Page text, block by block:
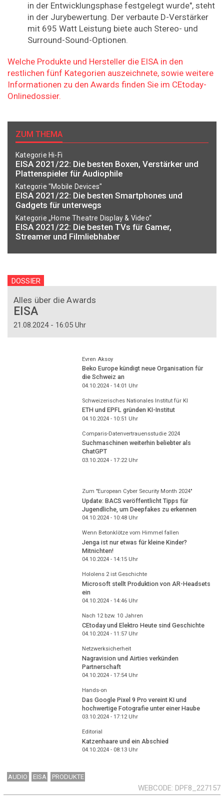
in der Entwicklungsphase festgelegt wurde", steht
in der Jurybewertung. Der verbaute D-Verstärker
mit 695 Watt Leistung biete auch Stereo- und
Surround-Sound-Optionen.
Welche Produkte und Hersteller die EISA in den
restlichen fünf Kategorien auszeichnete, sowie weitere
Informationen zu den Awards finden Sie im CEtoday-
Onlinedossier.
ZUM THEMA
Kategorie Hi-Fi
EISA 2021/22: Die besten Boxen, Verstärker und
Plattenspieler für Audiophile
Kategorie "Mobile Devices"
EISA 2021/22: Die besten Smartphones und
Gadgets für unterwegs
Kategorie „Home Theatre Display & Video“
EISA 2021/22: Die besten TVs für Gamer,
Streamer und Filmliebhaber
DOSSIER
Alles über die Awards
EISA
21.08.2024 - 16:05 Uhr
Evren Aksoy
Beko Europe kündigt neue Organisation für
die Schweiz an
04.10.2024 - 14:01 Uhr
Schweizerisches Nationales Institut für KI
ETH und EPFL gründen KI-Institut
04.10.2024 - 10:51 Uhr
Comparis-Datenvertrauensstudie 2024
Suchmaschinen weiterhin beliebter als
ChatGPT
03.10.2024 - 17:22Uhr
Zum "European Cyber Security Month 2024"
Update: BACS veröffentlicht Tipps für
Jugendliche, um Deepfakes zu erkennen
04.10.2024 - 10:48Uhr
Wenn Betonklötze vom Himmel fallen
Jenga ist nur etwas für kleine Kinder?
Mitnichten!
04.10.2024 - 14:15Uhr
Hololens 2 ist Geschichte
Microsoft stellt Produktion von AR-Headsets
ein
04.10.2024 - 14:46Uhr
Nach 12 bzw. 10 Jahren
CEtoday und Elektro Heute sind Geschichte
04.10.2024 - 11:57Uhr
Netzwerksicherheit
Nagravision und Airties verkünden
Partnerschaft
04.10.2024 - 17:54Uhr
Hands-on
Das Google Pixel 9 Pro vereint KI und
hochwertige Fotografie unter einer Haube
03.10.2024 - 17:12Uhr
Editorial
Katzenhaare und ein Abschied
04.10.2024 - 08:13Uhr
AUDIO EISA PRODUKTE
WEBCODE DPF8_227157